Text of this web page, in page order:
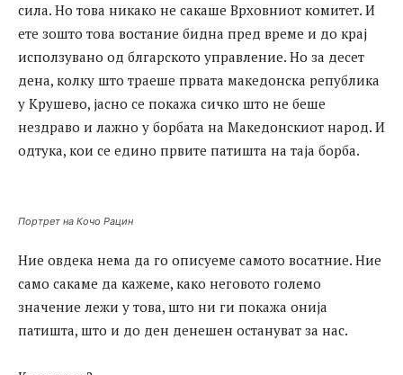
сила. Но това никако не сакаше Врховниот комитет. И
ете зошто това востание бидна пред време и до крај
исползувано од блгарското управление. Но за десет
дена, колку што траеше првата македонска република
у Крушево, јасно се покажа сичко што не беше
нездраво и лажно у борбата на Македонскиот народ. И
одтука, кои се едино првите патишта на таја борба.
Портрет на Кочо Рацин
Ние овдека нема да го описуеме самото восатние. Ние
само сакаме да кажеме, како неговото големо
значение лежи у това, што ни ги покажа онија
патишта, што и до ден денешен остануват за нас.